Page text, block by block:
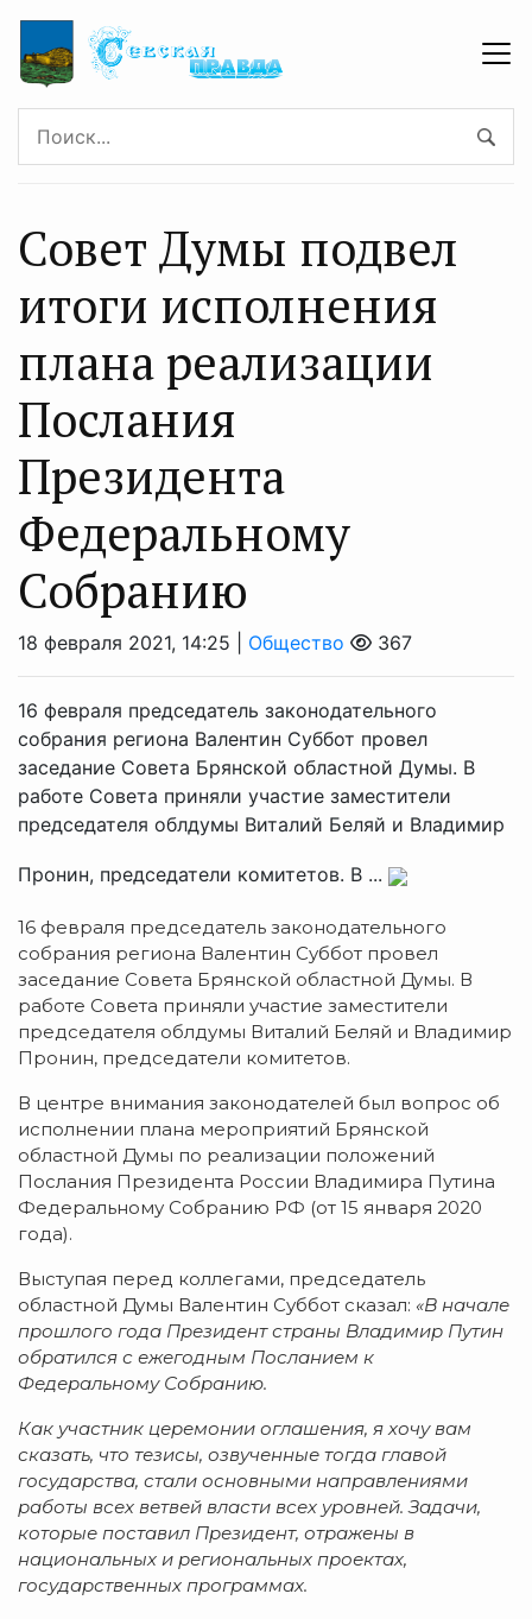
Совет Думы подвел
итоги исполнения
плана реализации
Послания
Президента
Федеральному
Собранию
18 февраля 2021, 14:25 | Общество 367
16 февраля председатель законодательного
собрания региона Валентин Суббот провел
заседание Совета Брянской областной Думы. В
работе Совета приняли участие заместители
председателя облдумы Виталий Беляй и Владимир
Пронин, председатели комитетов. В ...
16 февраля председатель законодательного
собрания региона Валентин Суббот провел
заседание Совета Брянской областной Думы. В
работе Совета приняли участие заместители
председателя облдумы Виталий Беляй и Владимир
Пронин, председатели комитетов.
В центре внимания законодателей был вопрос об
исполнении плана мероприятий Брянской
областной Думы по реализации положений
Послания Президента России Владимира Путина
Федеральному Собранию РФ (от 15 января 2020
года).
Выступая перед коллегами, председатель
областной Думы Валентин Суббот сказал: «В начале
прошлого года Президент страны Владимир Путин
обратился с ежегодным Посланием к
Федеральному Собранию.
Как участник церемонии оглашения, я хочу вам
сказать, что тезисы, озвученные тогда главой
государства, стали основными направлениями
работы всех ветвей власти всех уровней. Задачи,
которые поставил Президент, отражены в
национальных и региональных проектах,
государственных программах.